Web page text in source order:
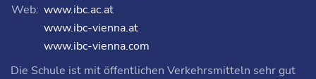
Web: www.ibc.ac.at
www.ibc-vienna.at
www.ibc-vienna.com
Die Schule ist mit öffentlichen Verkehrsmitteln sehr gut